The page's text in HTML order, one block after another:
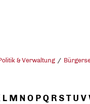
& Verwaltung
L M NO PQ RST U V